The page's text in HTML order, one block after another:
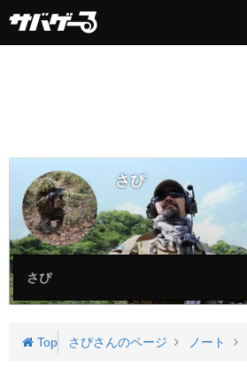
さぴ
さぴ
Top さぴさんのページ ノート